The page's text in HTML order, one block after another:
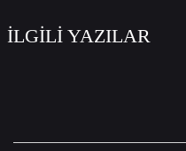
İLGİLİ YAZILAR